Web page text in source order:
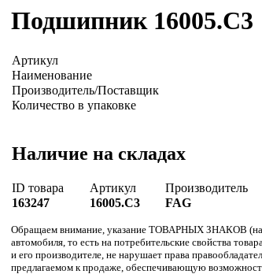
Подшипник 16005.C3
Артикул
Наименование
Производитель/Поставщик
Количество в упаковке
Наличие на складах
ID товара Артикул Производитель
163247
16005.C3 FAG
Обращаем внимание, указание ТОВАРНЫХ ЗНАКОВ
автомобиля, то есть на потребительские свойства
и его производителе, не нарушает права
предлагаемом к продаже, обеспечивающую